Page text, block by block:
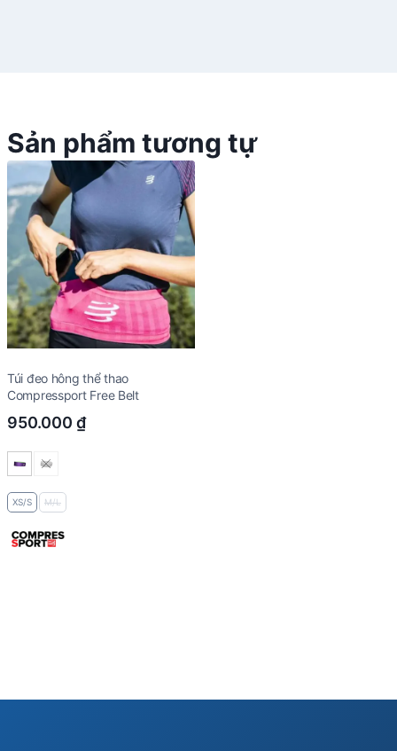
Sản phẩm tương tự
Túi đeo hông thể thao
Compressport Free Belt
950.000 ₫
XS/S M/L